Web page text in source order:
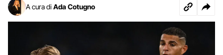
A cura di Ada Cotugno